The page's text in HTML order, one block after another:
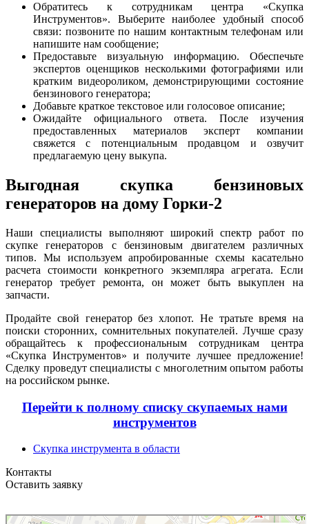
Обратитесь к сотрудникам центра «Скупка
Инструментов». Выберите наиболее удобный способ
связи: позвоните по нашим контактным телефонам или
напишите нам сообщение;
Предоставьте визуальную информацию. Обеспечьте
экспертов оценщиков несколькими фотографиями или
кратким видеороликом, демонстрирующими состояние
бензинового генератора;
Добавьте краткое текстовое или голосовое описание;
Ожидайте официального ответа. После изучения
предоставленных материалов эксперт компании
свяжется с потенциальным продавцом и озвучит
предлагаемую цену выкупа.
Выгодная скупка бензиновых
генераторов на дому Горки-2
Наши специалисты выполняют широкий спектр работ по
скупке генераторов с бензиновым двигателем различных
типов. Мы используем апробированные схемы касательно
расчета стоимости конкретного экземпляра агрегата. Если
генератор требует ремонта, он может быть выкуплен на
запчасти.
Продайте свой генератор без хлопот. Не тратьте время на
поиски сторонних, сомнительных покупателей. Лучше сразу
обращайтесь к профессиональным сотрудникам центра
«Скупка Инструментов» и получите лучшее предложение!
Сделку проведут специалисты с многолетним опытом работы
на российском рынке.
Перейти к полному списку скупаемых нами
инструментов
Скупка инструмента в области
Контакты
Оставить заявку